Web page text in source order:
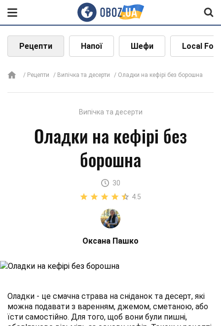
Рецепти Напої Шефи Local
Рецепти Випічка та десерти Оладки на кефірі без борошна
Випічка та десерти
Оладки на кефірі без
борошна
30
4.5
Оксана Пашко
Оладки - це смачна страва на сніданок та десерт, які
можна подавати з варенням, джемом, сметаною, або
їсти самостійно. Для того, щоб вони були пишні,